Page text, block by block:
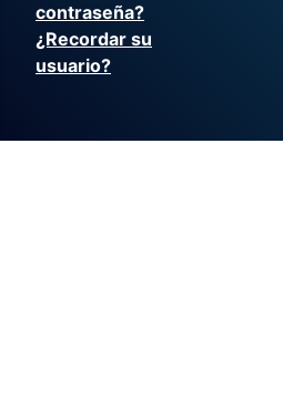
contraseña?
¿Recordar su
usuario?